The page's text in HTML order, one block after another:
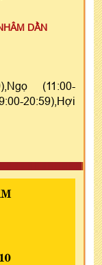
DẦN
(11:00-
20:59),Hợi